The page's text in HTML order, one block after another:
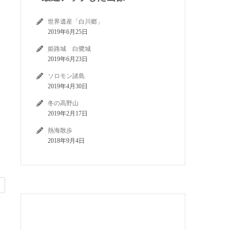
世界遺産「白川郷」
2019年6月25日
姫路城 白鷺城
2019年6月23日
ソロモン諸島
2019年4月30日
冬の高野山
2019年2月17日
熱海散歩
2018年9月4日